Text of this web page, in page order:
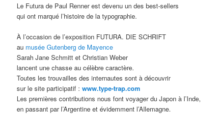
Le Futura de Paul Renner est devenu un des best-sellers
qui ont marqué l’histoire de la typographie.
À l’occasion de l’exposition FUTURA. DIE SCHRIFT
au musée Gutenberg de Mayence
Sarah Jane Schmitt et Christian Weber
lancent une chasse au célèbre caractère.
Toutes les trouvailles des internautes sont à découvrir
sur le site participatif :www.type-trap.com
Les premières contributions nous font voyager du Japon à l’Inde,
en passant par l’Argentine et évidemment l’Allemagne.